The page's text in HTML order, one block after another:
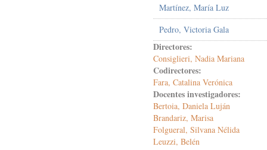
Martínez, María Luz
Pedro, Victoria Gala
Directores:
Consiglieri, Nadia Mariana
Codirectores:
Fara, Catalina Verónica
Docentes investigadores:
Bertoia, Daniela Luján
Brandariz, Marisa
Folgueral, Silvana Nélida
Leuzzi, Belén